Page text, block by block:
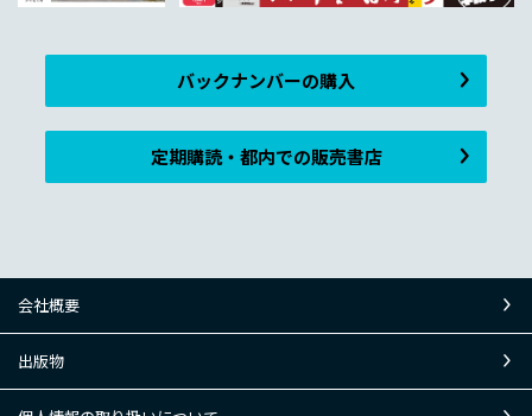
バックナンバーの購入
定期購読・都内での販売書店
会社概要
出版物